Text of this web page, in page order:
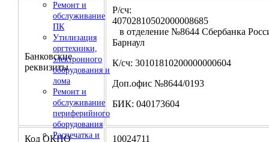
Ремонт и
обслуживание
ПК
Утилизация
оргтехники,
электронного
оборудования и
лома
Ремонт и
обслуживание
периферийного
оборудования
Распечатка и
Банковские
реквизиты
Р/сч:
в отделение №8644 Сбербанка
Барнаул
К/сч: 30101810200000000604
Доп.офис №8644/0193
БИК: 040173604
Код ОКПО 10024711